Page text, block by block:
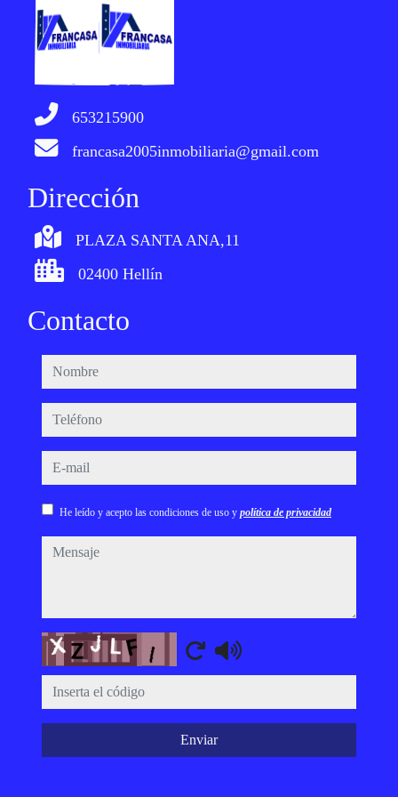
653215900
francasa2005inmobiliaria@gmail.com
Dirección
PLAZA SANTA ANA,11
02400 Hellín
Contacto
nombre
teléfono
e-mail
He leído y acepto las condiciones de uso y política de privacidad
mensaje
Captcha
Enviar